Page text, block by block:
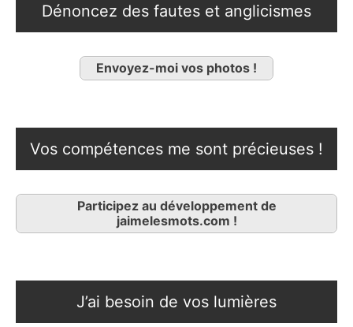
Dénoncez des fautes et anglicismes
Envoyez-moi vos photos !
Vos compétences me sont précieuses !
Participez au développement de
jaimelesmots.com !
J’ai besoin de vos lumières